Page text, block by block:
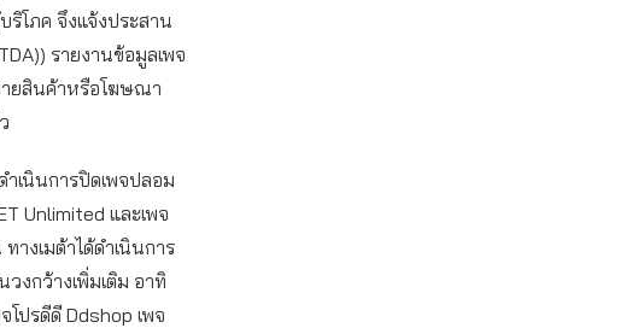
โภค จึงแจ้งประสาน
รายงานข้อมูลเพจ
ยสินค้าหรือโฆษณา
เนินการปิดเพจปลอม
Unlimited และเพจ
างเมต้าได้ดำเนินการ
งกว้างเพิ่มเติม อาทิ
โปรดีดี Ddshop เพจ